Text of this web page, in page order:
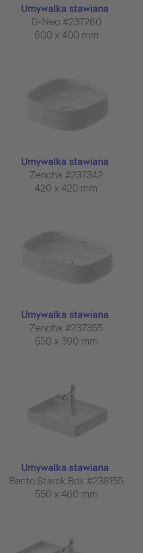
Umywalka stawiana
D-Neo #237260
600 x 400 mm
Umywalka stawiana
Zencha #237342
420 x 420 mm
Umywalka stawiana
Zencha #237355
550 x 390 mm
Umywalka stawiana
Bento Starck Box #238155
550 x 460 mm